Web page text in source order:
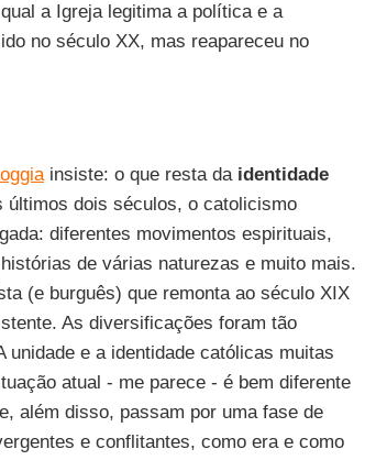
a Igreja legitima a política e a
no século XX, mas reapareceu no
insiste: o que resta da identidade
últimos dois séculos, o catolicismo
diferentes movimentos espirituais,
de várias naturezas e muito mais.
(e burguês) que remonta ao século XIX
As diversificações foram tão
e a identidade católicas muitas
atual - me parece - é bem diferente
além disso, passam por uma fase de
e conflitantes, como era e como